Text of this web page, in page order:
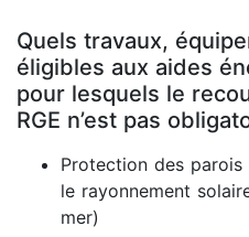
Quels travaux,
éligibles aux aides
pour lesquels le
RGE n’est pas
Protection des
le rayonnement
mer)